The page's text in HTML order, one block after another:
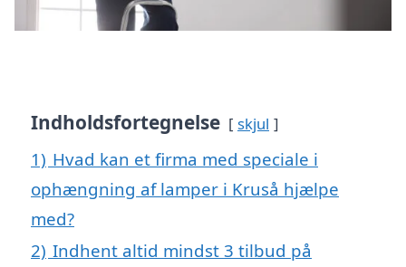
Indholdsfortegnelse skjul
1) Hvad kan et firma med speciale i
ophængning af lamper i Kruså hjælpe
med?
2) Indhent altid mindst 3 tilbud på